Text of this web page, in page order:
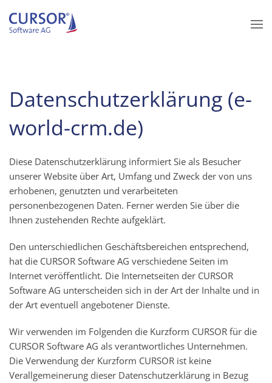
Zum Hauptinhalt springen
Datenschutzerklärung (e-
world-crm.de)
Diese Datenschutzerklärung informiert Sie als Besucher
unserer Website über Art, Umfang und Zweck der von uns
erhobenen, genutzten und verarbeiteten
personenbezogenen Daten. Ferner werden Sie über die
Ihnen zustehenden Rechte aufgeklärt.
Den unterschiedlichen Geschäftsbereichen entsprechend,
hat die CURSOR Software AG verschiedene Seiten im
Internet veröffentlicht. Die Internetseiten der CURSOR
Software AG unterscheiden sich in der Art der Inhalte und in
der Art eventuell angebotener Dienste.
Wir verwenden im Folgenden die Kurzform CURSOR für die
CURSOR Software AG als verantwortliches Unternehmen.
Die Verwendung der Kurzform CURSOR ist keine
Verallgemeinerung dieser Datenschutzerklärung in Bezug